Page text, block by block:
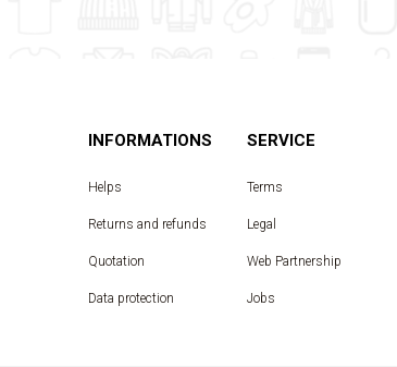
INFORMATIONS
Helps
Returns and refunds
Quotation
Data protection
SERVICE
Terms
Legal
Web Partnership
Jobs